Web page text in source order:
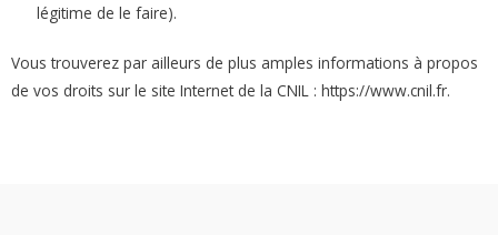
légitime de le faire).
Vous trouverez par ailleurs de plus amples informations à propos
de vos droits sur le site Internet de la CNIL : https://www.cnil.fr.